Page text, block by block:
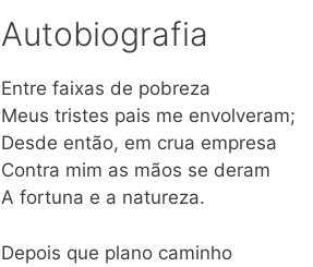
Autobiografia
Entre faixas de pobreza
Meus tristes pais me envolveram;
Desde então, em crua empresa
Contra mim as mãos se deram
A fortuna e a natureza.
Depois que plano caminho